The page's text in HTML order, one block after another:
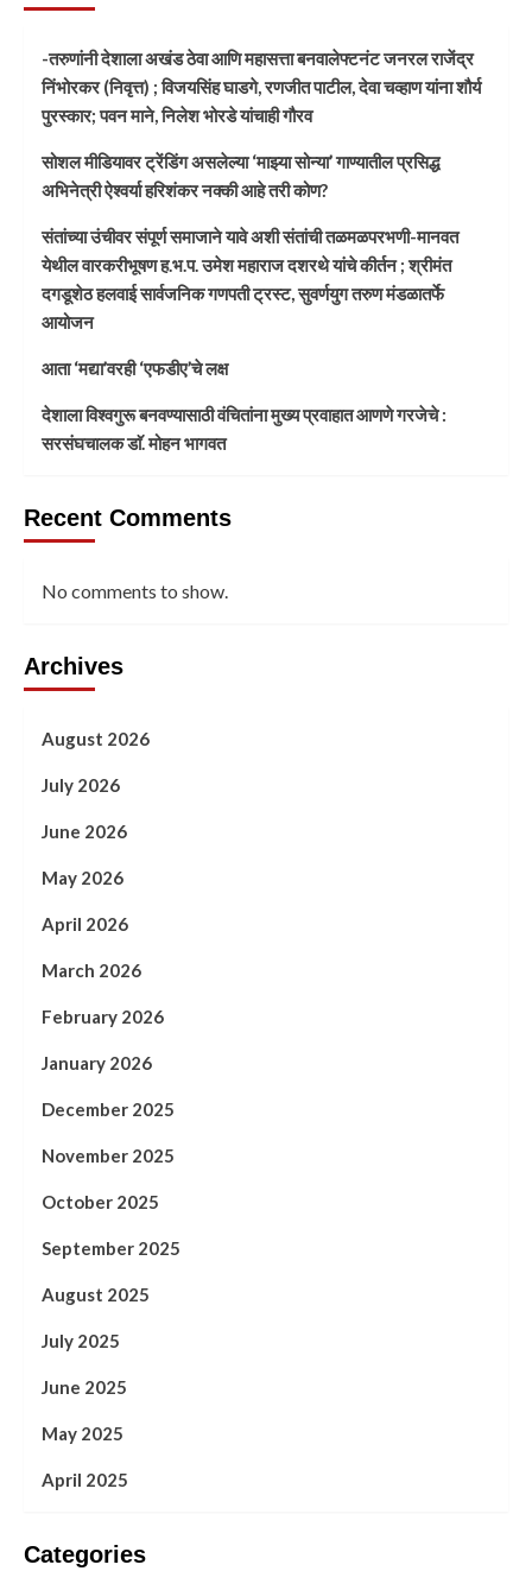
-तरुणांनी देशाला अखंड ठेवा आणि महासत्ता बनवालेफ्टनंट जनरल राजेंद्र
निंभोरकर (निवृत्त) ; विजयसिंह घाडगे, रणजीत पाटील, देवा चव्हाण यांना शौर्य
पुरस्कार; पवन माने, निलेश भोरडे यांचाही गौरव
सोशल मीडियावर ट्रेंडिंग असलेल्या ‘माझ्या सोन्या’ गाण्यातील प्रसिद्ध
अभिनेत्री ऐश्वर्या हरिशंकर नक्की आहे तरी कोण?
संतांच्या उंचीवर संपूर्ण समाजाने यावे अशी संतांची तळमळपरभणी-मानवत
येथील वारकरीभूषण ह.भ.प. उमेश महाराज दशरथे यांचे कीर्तन ; श्रीमंत
दगडूशेठ हलवाई सार्वजनिक गणपती ट्रस्ट, सुवर्णयुग तरुण मंडळातर्फे
आयोजन
आता ‘मद्या’वरही ‘एफडीए’चे लक्ष
देशाला विश्वगुरू बनवण्यासाठी वंचितांना मुख्य प्रवाहात आणणे गरजेचे :
सरसंघचालक डाॅ. मोहन भागवत
Recent Comments
No comments to show.
Archives
August 2026
July 2026
June 2026
May 2026
April 2026
March 2026
February 2026
January 2026
December 2025
November 2025
October 2025
September 2025
August 2025
July 2025
June 2025
May 2025
April 2025
Categories